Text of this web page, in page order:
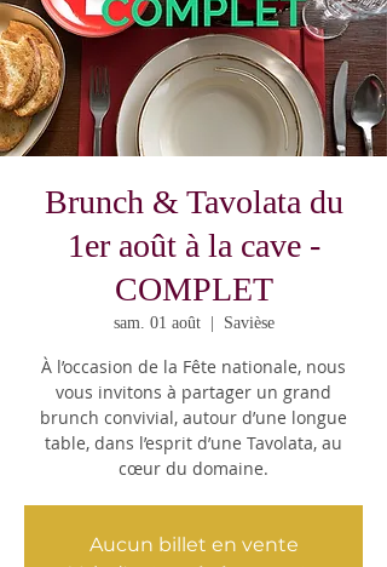
Brunch & Tavolata du
1er août à la cave -
COMPLET
sam. 01 août
  |
Savièse
À l’occasion de la Fête nationale, nous
vous invitons à partager un grand
brunch convivial, autour d’une longue
table, dans l’esprit d’une Tavolata, au
cœur du domaine.
Aucun billet en vente